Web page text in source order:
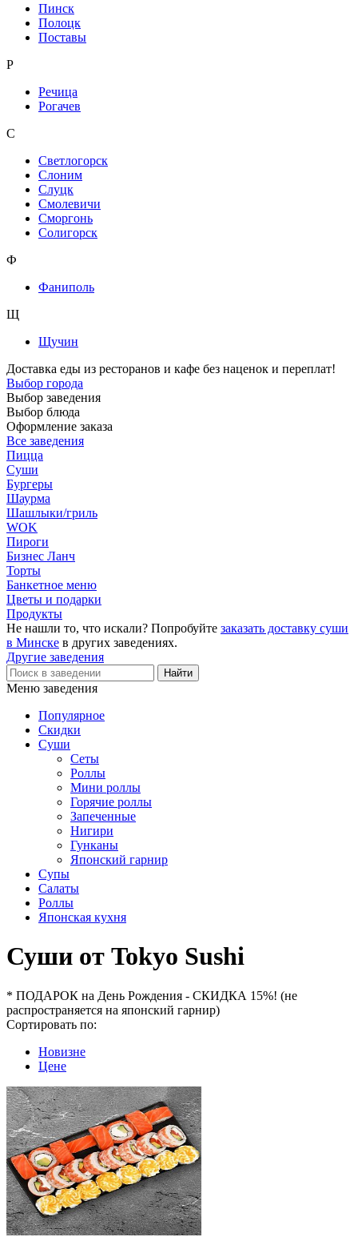
Пинск
Полоцк
Поставы
Р
Речица
Рогачев
С
Светлогорск
Слоним
Слуцк
Смолевичи
Сморгонь
Солигорск
Ф
Фаниполь
Щ
Щучин
Доставка еды из ресторанов и кафе без наценок и переплат!
Выбор города
Выбор заведения
Выбор блюда
Оформление заказа
Все заведения
Пицца
Суши
Бургеры
Шаурма
Шашлыки/гриль
WOK
Пироги
Бизнес Ланч
Торты
Банкетное меню
Цветы и подарки
Продукты
Не нашли то, что искали? Попробуйте заказать доставку суши
в Минске в других заведениях.
Другие заведения
Меню заведения
Популярное
Скидки
Суши
Сеты
Роллы
Мини роллы
Горячие роллы
Запеченные
Нигири
Гунканы
Японский гарнир
Супы
Салаты
Роллы
Японская кухня
Суши от Tokyo Sushi
* ПОДАРОК на День Рождения - СКИДКА 15%! (не
распространяется на японский гарнир)
Сортировать по:
Новизне
Цене